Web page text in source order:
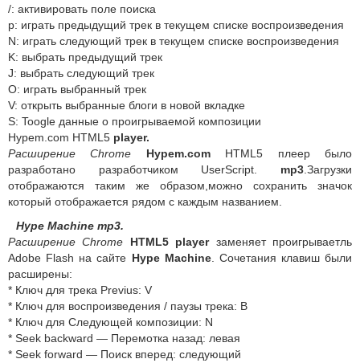
/: активировать поле поиска
р: играть предыдущий трек в текущем списке воспроизведения
N: играть следующий трек в текущем списке воспроизведения
K: выбрать предыдущий трек
J: выбрать следующий трек
O: играть выбранный трек
V: открыть выбранные блоги в новой вкладке
S: Toogle данные о проигрываемой композиции
Hypem.com HTML5 player.
Расширение Chrome
Hypem.comHTML5 плеер было
разработано разработчиком UserScript. mp3 .Загрузки
отображаются таким же образом,можно сохранить значок
который отображается рядом с каждым названием.
Hype Machine mp3.
Расширение Chrome
HTML5 playerзаменяет проигрываетль
Adobe Flash на сайте Hype Machine. Сочетания клавиш были
расширены:
* Ключ для трека Previus: V
* Ключ для воспроизведения / паузы трека: B
* Ключ для Следующей композиции: N
* Seek backward — Перемотка назад: левая
* Seek forward — Поиск вперед: следующий